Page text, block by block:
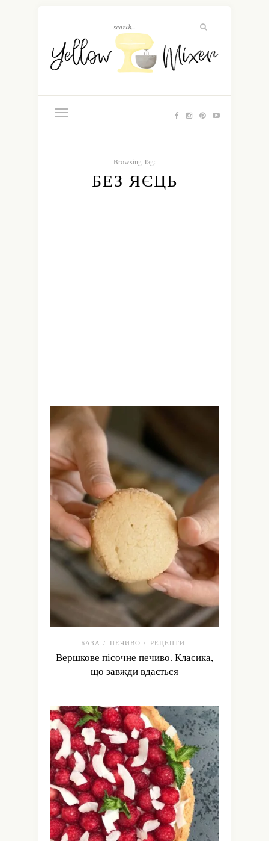
Browsing Tag:
БЕЗ ЯЄЦЬ
БАЗА / ПЕЧИВО / РЕЦЕПТИ
Вершкове пісочне печиво. Класика,
що завжди вдається